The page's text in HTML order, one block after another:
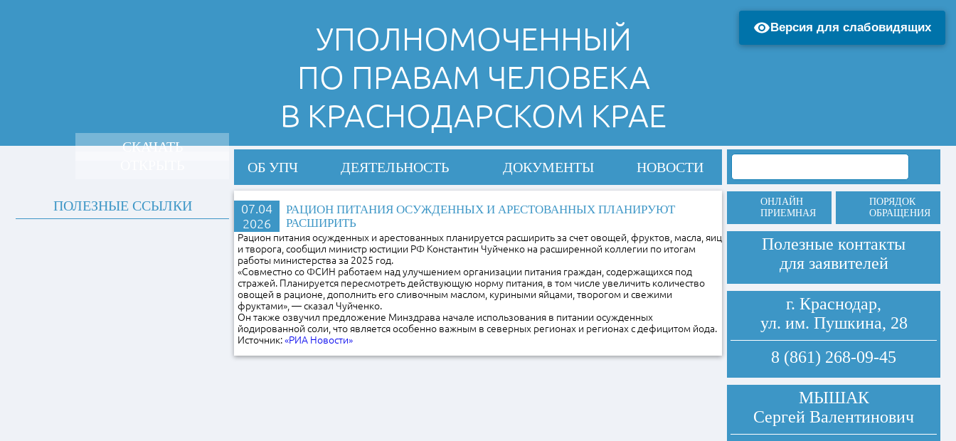
УПОЛНОМОЧЕННЫЙ
ПО ПРАВАМ ЧЕЛОВЕКА
В КРАСНОДАРСКОМ КРАЕ
ОБ УПЧ ДЕЯТЕЛЬНОСТЬ ДОКУМЕНТЫ НОВОСТИ
07.04
2026
РАЦИОН ПИТАНИЯ ОСУЖДЕННЫХ И АРЕСТОВАННЫХ ПЛАНИРУЮТ
РАСШИРИТЬ
Рацион питания осужденных и арестованных планируется расширить за счет овощей, фруктов, масла, яиц
и творога, сообщил министр юстиции РФ Константин Чуйченко на расширенной коллегии по итогам
работы министерства за 2025 год.
«Совместно со ФСИН работаем над улучшением организации питания граждан, содержащихся под
стражей. Планируется пересмотреть действующую норму питания, в том числе увеличить количество
овощей в рационе, дополнить его сливочным маслом, куриными яйцами, творогом и свежими
фруктами», — сказал Чуйченко.
Он также озвучил предложение Минздрава начале использования в питании осужденных
йодированной соли, что является особенно важным в северных регионах и регионах с дефицитом йода.
Источник:«РИА Новости»
СКАЧАТЬ
ПОЛЕЗНЫЕ ССЫЛКИ
ОНЛАЙН
ПРИЕМНАЯ
ПОРЯДОК
ОБРАЩЕНИЯ
Полезные контакты
для заявителей
г. Краснодар,
ул. им. Пушкина, 28
8 (861) 268-09-45
МЫШАК
Сергей Валентинович
Версия для слабовидящих